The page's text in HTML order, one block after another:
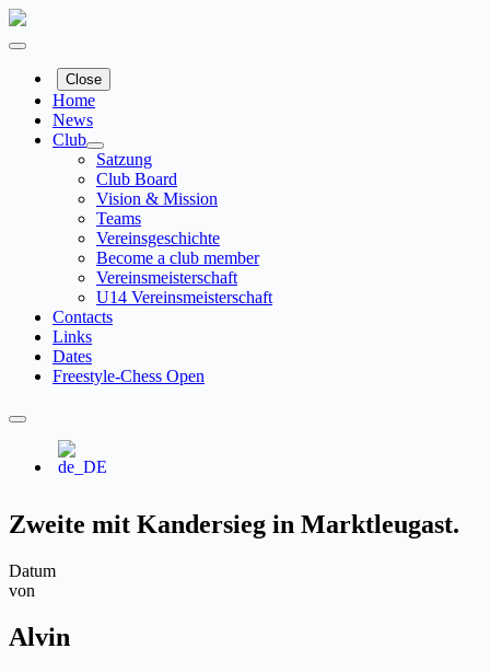
Skip
Close
Home
News
Club
Satzung
Club Board
Vision & Mission
Teams
Vereinsgeschichte
Become a club member
Vereinsmeisterschaft
U14 Vereinsmeisterschaft
Contacts
Links
Dates
Freestyle-Chess Open
Zweite mit Kandersieg in Marktleugast.
Datum
von
Alvin